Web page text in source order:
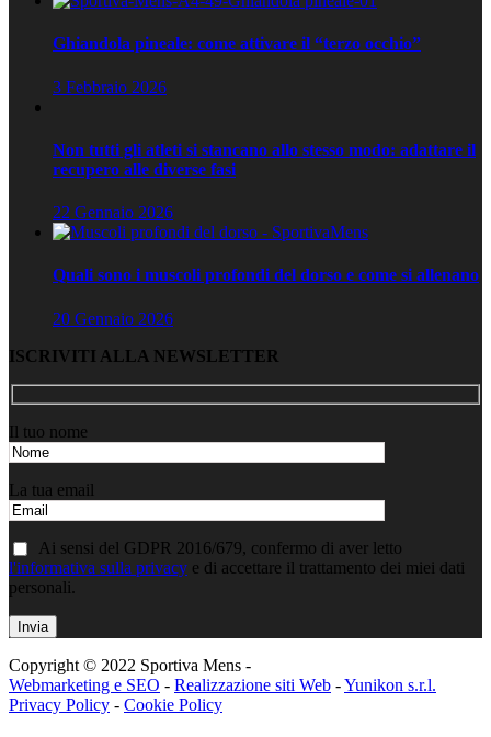
Ghiandola pineale: come attivare il “terzo occhio”
3 Febbraio 2026
Non tutti gli atleti si stancano allo stesso modo: adattare il
recupero alle diverse fasi
22 Gennaio 2026
Quali sono i muscoli profondi del dorso e come si allenano
20 Gennaio 2026
ISCRIVITI ALLA NEWSLETTER
Il tuo nome
La tua email
Ai sensi del GDPR 2016/679, confermo di aver letto
l'informativa sulla privacy e di accettare il trattamento dei miei dati
personali.
Copyright © 2022 Sportiva Mens -
Webmarketing e SEO - Realizzazione siti Web -Yunikon s.r.l.
Privacy Policy - Cookie Policy